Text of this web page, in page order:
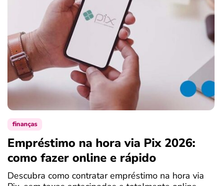
finanças
Empréstimo na hora via Pix 2026:
como fazer online e rápido
Descubra como contratar empréstimo na hora via